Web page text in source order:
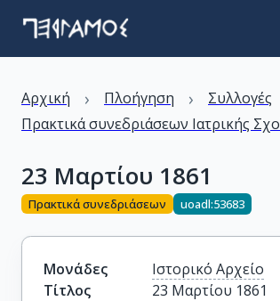
Αρχική › Πλοήγηση › Συλλογές
Πρακτικά συνεδριάσεων Ιατρικής
23 Μαρτίου 1861
Πρακτικά συνεδριάσεων uoadl:53683
Μονάδες
Ιστορικό Αρχείο
Τίτλος
23 Μαρτίου 1861